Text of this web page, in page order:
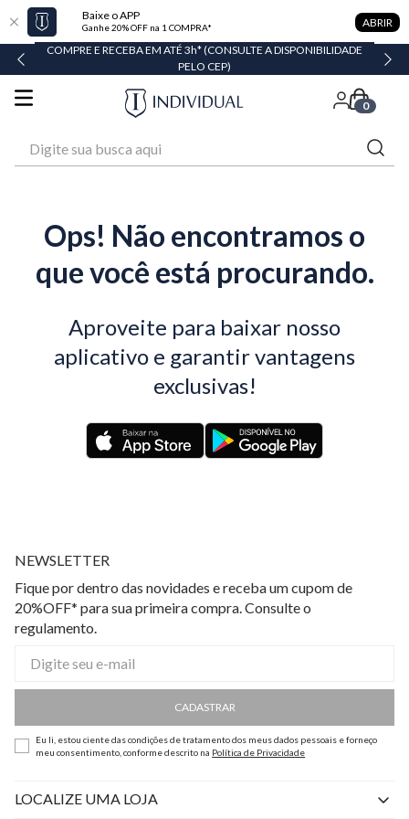
Baixe o APP
Ganhe 20% OFF na 1 COMPRA* ABRIR
COMPRE E RECEBA EM ATÉ 3h* (CONSULTE A DISPONIBILIDADE
PELO CEP)
0
Ops! Não encontramos o
que você está procurando.
Aproveite para baixar nosso
aplicativo e garantir vantagens
exclusivas!
NEWSLETTER
Fique por dentro das novidades e receba um cupom de
20%OFF* para sua primeira compra. Consulte o
regulamento.
CADASTRAR
Eu li, estou ciente das condições de tratamento dos meus dados pessoais e forneço
meu consentimento, conforme descrito na Política de Privacidade
LOCALIZE UMA LOJA